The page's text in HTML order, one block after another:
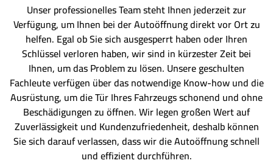
Unser professionelles Team steht Ihnen jederzeit zur
Verfügung, um Ihnen bei der Autoöffnung direkt vor Ort zu
helfen. Egal ob Sie sich ausgesperrt haben oder Ihren
Schlüssel verloren haben, wir sind in kürzester Zeit bei
Ihnen, um das Problem zu lösen. Unsere geschulten
Fachleute verfügen über das notwendige Know-how und die
Ausrüstung, um die Tür Ihres Fahrzeugs schonend und ohne
Beschädigungen zu öffnen. Wir legen großen Wert auf
Zuverlässigkeit und Kundenzufriedenheit, deshalb können
Sie sich darauf verlassen, dass wir die Autoöffnung schnell
und effizient durchführen.